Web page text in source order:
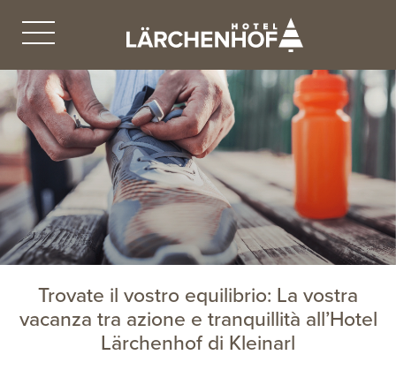
Trovate il vostro equilibrio: La vostra
vacanza tra azione e tranquillità all’Hotel
Lärchenhof di Kleinarl